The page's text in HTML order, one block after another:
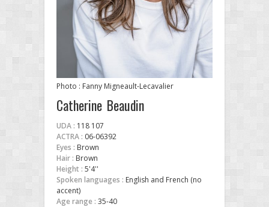
Photo : Fanny Migneault-Lecavalier
Catherine Beaudin
UDA : 118 107
ACTRA : 06-06392
Eyes : Brown
Hair : Brown
Height : 5'4''
Spoken languages : English and French (no
accent)
Age range : 35-40